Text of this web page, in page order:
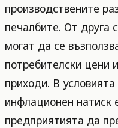
производствените
печалбите. От друга
могат да се
потребителски цени
приходи. В
инфлационен натиск
предприятията да